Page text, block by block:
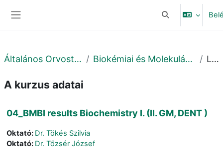
Keresési
Általános Orvostudományi Kar Biokémiai és Molekuláris Biológiai Intézet Leírás
A kurzus adatai
04_BMBI results Biochemistry I. (II. GM, DENT )
Oktató: Dr. Tökés Szilvia
Oktató: Dr. Tőzsér József